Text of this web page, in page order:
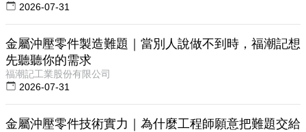
2026-07-31
金屬沖壓零件製造難題｜當別人說做不到時，福潮記想
先聽聽你的需求
福潮記工業股份有限公司
2026-07-31
金屬沖壓零件技術實力｜為什麼工程師願意把難題交給